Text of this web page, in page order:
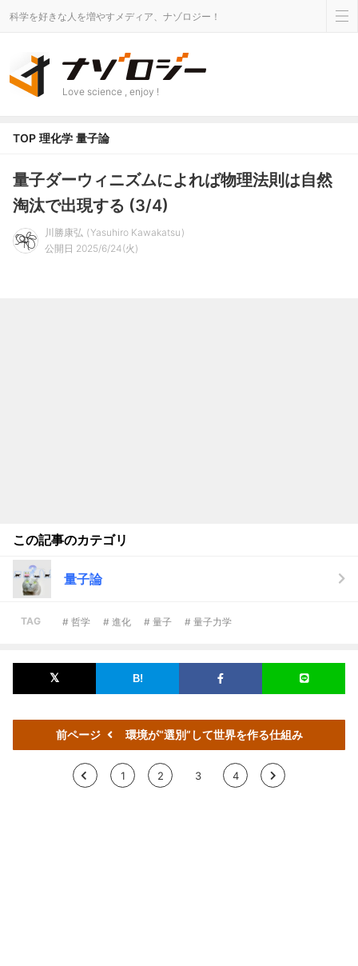
科学を好きな人を増やすメディア、ナゾロジー！
Love science , enjoy !
TOP 理化学 量子論
量子ダーウィニズムによれば物理法則は自然
淘汰で出現する (3/4)
川勝康弘
Yasuhiro Kawakatsu
公開日 2025/6/24(火)
この記事のカテゴリ
量子論
TAG # 哲学 # 進化 # 量子 # 量子力学
前ページ 環境が“選別”して世界を作る仕組み
< 1 2 3 4 >